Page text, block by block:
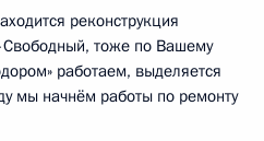
реконструкция
тоже по Вашему
работаем, выделяется
мы начнём работы по ремонту